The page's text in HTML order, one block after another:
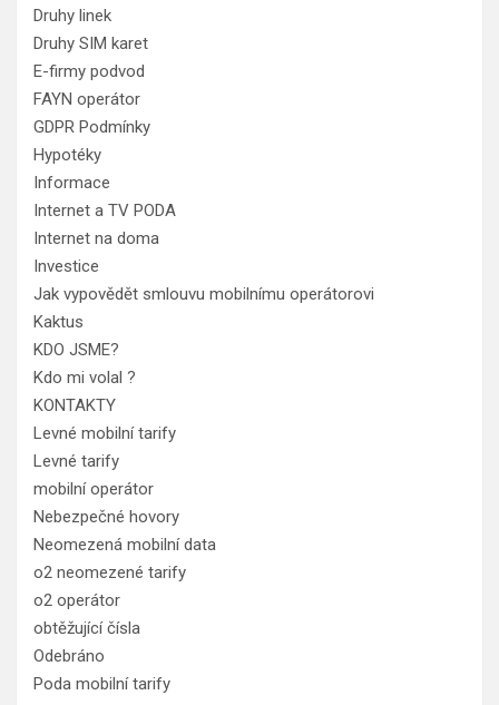
Druhy linek
Druhy SIM karet
E-firmy podvod
FAYN operátor
GDPR Podmínky
Hypotéky
Informace
Internet a TV PODA
Internet na doma
Investice
Jak vypovědět smlouvu mobilnímu operátorovi
Kaktus
KDO JSME?
Kdo mi volal ?
KONTAKTY
Levné mobilní tarify
Levné tarify
mobilní operátor
Nebezpečné hovory
Neomezená mobilní data
o2 neomezené tarify
o2 operátor
obtěžující čísla
Odebráno
Poda mobilní tarify